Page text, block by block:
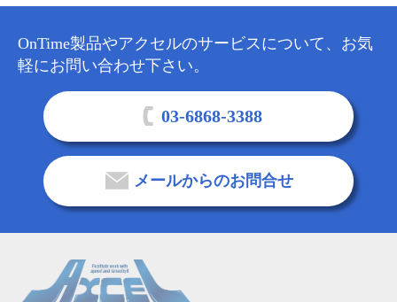
OnTime製品やアクセルのサービスについて、お気
軽にお問い合わせ下さい。
03-6868-3388
メールからのお問合せ